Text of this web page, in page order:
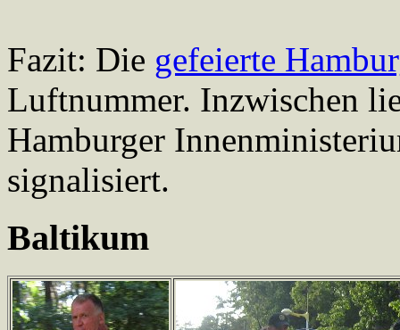
Fazit: Die gefeierte
Luftnummer. Inzwischen
Hamburger
signalisiert.
Baltikum